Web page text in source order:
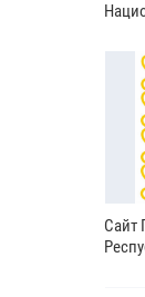
Сайт